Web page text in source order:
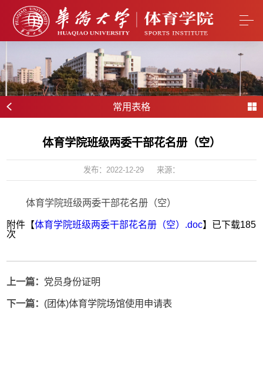
常用表格
体育学院班级两委干部花名册（空）
发布：2022-12-29 来源：
体育学院班级两委干部花名册（空）
附件【体育学院班级两委干部花名册（空）.doc】已下载185
次
上一篇： 党员身份证明
下一篇： (团体)体育学院场馆使用申请表